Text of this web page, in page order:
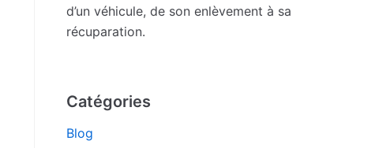
d’un véhicule, de son enlèvement à sa
récuparation.
Catégories
Blog